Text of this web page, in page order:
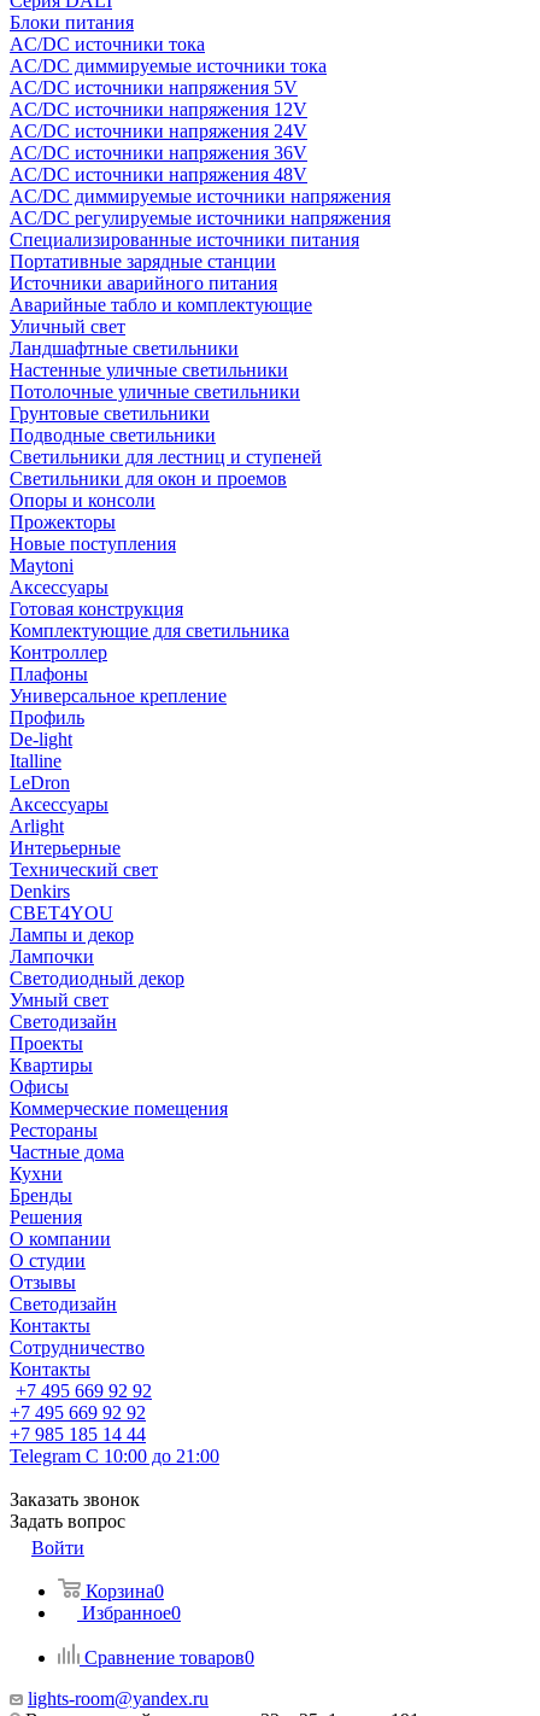
Блоки питания
AC/DC источники тока
AC/DC диммируемые источники тока
AC/DC источники напряжения 5V
AC/DC источники напряжения 12V
AC/DC источники напряжения 24V
AC/DC источники напряжения 36V
AC/DC источники напряжения 48V
AC/DC диммируемые источники напряжения
AC/DC регулируемые источники напряжения
Специализированные источники питания
Портативные зарядные станции
Источники аварийного питания
Аварийные табло и комплектующие
Уличный свет
Ландшафтные светильники
Настенные уличные светильники
Потолочные уличные светильники
Грунтовые светильники
Подводные светильники
Светильники для лестниц и ступеней
Светильники для окон и проемов
Опоры и консоли
Прожекторы
Новые поступления
Maytoni
Аксессуары
Готовая конструкция
Комплектующие для светильника
Контроллер
Плафоны
Универсальное крепление
Профиль
De-light
Italline
LeDron
Аксессуары
Arlight
Интерьерные
Технический свет
Denkirs
СВЕТ4YOU
Лампы и декор
Лампочки
Светодиодный декор
Умный свет
Светодизайн
Проекты
Квартиры
Офисы
Коммерческие помещения
Рестораны
Частные дома
Кухни
Бренды
Решения
О компании
О студии
Отзывы
Светодизайн
Контакты
Сотрудничество
Контакты
+7 495 669 92 92
+7 495 669 92 92
+7 985 185 14 44
Telegram С 10:00 до 21:00
Заказать звонок
Задать вопрос
Войти
Корзина0
Избранное0
Сравнение товаров0
lights-room@yandex.ru